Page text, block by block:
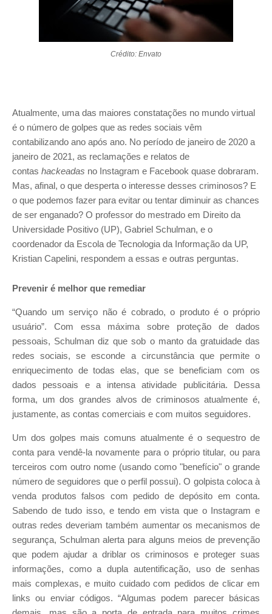
Crédito: Envato
Atualmente, uma das maiores constatações no mundo virtual
é o número de golpes que as redes sociais vêm
contabilizando ano após ano. No período de janeiro de 2020 a
janeiro de 2021, as reclamações e relatos de
contas hackeadas no Instagram e Facebook quase dobraram.
Mas, afinal, o que desperta o interesse desses criminosos? E
o que podemos fazer para evitar ou tentar diminuir as chances
de ser enganado? O professor do mestrado em Direito da
Universidade Positivo (UP), Gabriel Schulman, e o
coordenador da Escola de Tecnologia da Informação da UP,
Kristian Capelini, respondem a essas e outras perguntas.
Prevenir é melhor que remediar
“Quando um serviço não é cobrado, o produto é o próprio
usuário”. Com essa máxima sobre proteção de dados
pessoais, Schulman diz que sob o manto da gratuidade das
redes sociais, se esconde a circunstância que permite o
enriquecimento de todas elas, que se beneficiam com os
dados pessoais e a intensa atividade publicitária. Dessa
forma, um dos grandes alvos de criminosos atualmente é,
justamente, as contas comerciais e com muitos seguidores.
Um dos golpes mais comuns atualmente é o sequestro de
conta para vendê-la novamente para o próprio titular, ou para
terceiros com outro nome (usando como "benefício" o grande
número de seguidores que o perfil possui). O golpista coloca à
venda produtos falsos com pedido de depósito em conta.
Sabendo de tudo isso, e tendo em vista que o Instagram e
outras redes deveriam também aumentar os mecanismos de
segurança, Schulman alerta para alguns meios de prevenção
que podem ajudar a driblar os criminosos e proteger suas
informações, como a dupla autentificação, uso de senhas
mais complexas, e muito cuidado com pedidos de clicar em
links ou enviar códigos. “Algumas podem parecer básicas